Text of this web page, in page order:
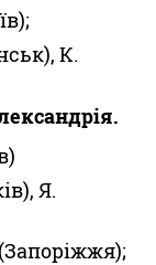
К.
Я.